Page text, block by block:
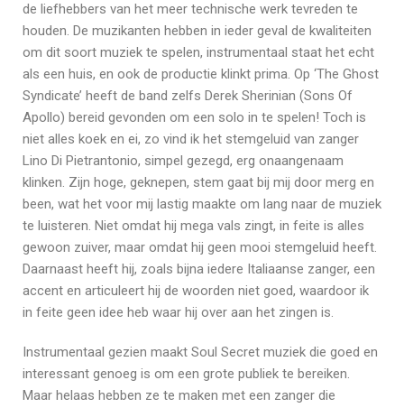
de liefhebbers van het meer technische werk tevreden te
houden. De muzikanten hebben in ieder geval de kwaliteiten
om dit soort muziek te spelen, instrumentaal staat het echt
als een huis, en ook de productie klinkt prima. Op ‘The Ghost
Syndicate’ heeft de band zelfs Derek Sherinian (Sons Of
Apollo) bereid gevonden om een solo in te spelen! Toch is
niet alles koek en ei, zo vind ik het stemgeluid van zanger
Lino Di Pietrantonio, simpel gezegd, erg onaangenaam
klinken. Zijn hoge, geknepen, stem gaat bij mij door merg en
been, wat het voor mij lastig maakte om lang naar de muziek
te luisteren. Niet omdat hij mega vals zingt, in feite is alles
gewoon zuiver, maar omdat hij geen mooi stemgeluid heeft.
Daarnaast heeft hij, zoals bijna iedere Italiaanse zanger, een
accent en articuleert hij de woorden niet goed, waardoor ik
in feite geen idee heb waar hij over aan het zingen is.
Instrumentaal gezien maakt Soul Secret muziek die goed en
interessant genoeg is om een grote publiek te bereiken.
Maar helaas hebben ze te maken met een zanger die